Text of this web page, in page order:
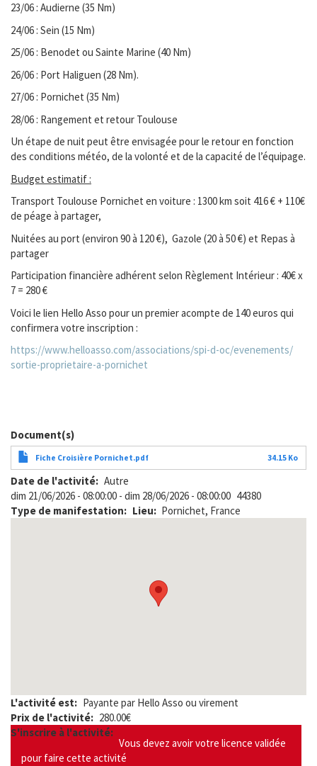
23/06 : Audierne (35 Nm)
24/06 : Sein (15 Nm)
25/06 : Benodet ou Sainte Marine (40 Nm)
26/06 : Port Haliguen (28 Nm).
27/06 : Pornichet (35 Nm)
28/06 : Rangement et retour Toulouse
Un étape de nuit peut être envisagée pour le retour en fonction
des conditions météo, de la volonté et de la capacité de l’équipage.
Budget estimatif :
Transport Toulouse Pornichet en voiture : 1300 km soit 416 € + 110€
de péage à partager,
Nuitées au port (environ 90 à 120 €), Gazole (20 à 50 €) et Repas à
partager
Participation financière adhérent selon Règlement Intérieur : 40€ x
7 = 280 €
Voici le lien Hello Asso pour un premier acompte de 140 euros qui
confirmera votre inscription :
https://www.helloasso.com/associations/spi-d-oc/evenements/
sortie-proprietaire-a-pornichet
Document(s)
Fiche Croisière Pornichet.pdf 34.15 Ko
Date de l'activité
dim 21/06/2026 - 08:00:00 - dim 28/06/2026 - 08:00:00
Type de manifestation
Autre
Lieu
44380
Pornichet, France
L'activité est
Payante par Hello Asso ou virement
Prix de l'activité
280.00€
S'inscrire à l'activité
Vous devez avoir votre licence validée
pour faire cette activité